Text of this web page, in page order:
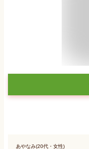
あやなみ(20代・女性)